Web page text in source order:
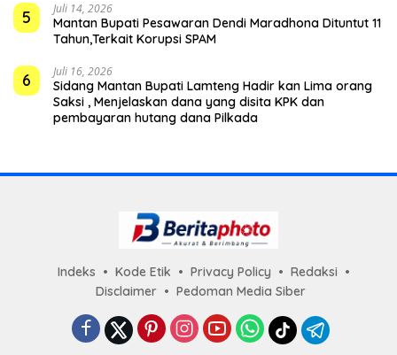
5 Juli 14, 2026
Mantan Bupati Pesawaran Dendi Maradhona Dituntut 11
Tahun,Terkait Korupsi SPAM
6 Juli 16, 2026
Sidang Mantan Bupati Lamteng Hadir kan Lima orang
Saksi , Menjelaskan dana yang disita KPK dan
pembayaran hutang dana Pilkada
Indeks Kode Etik Privacy Policy
Redaksi
Disclaimer
Pedoman Media Siber